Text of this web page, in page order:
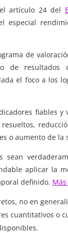
artículo 24 del
especial
de
de resultados
el foco a los
fiables
o aumento de la
sean
aplicar la
definido.
no en
cuantitativos o